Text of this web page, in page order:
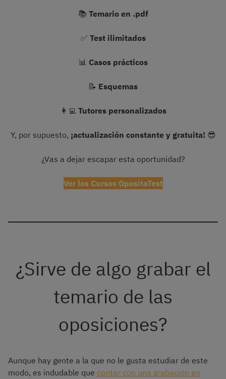
📚 Temario en .pdf
✅ Test ilimitados
📊 Casos prácticos
📝 Esquemas
👩‍💻 Tutores personalizados
Y, por supuesto, ¡actualización constante y gratuita! 😎
¿Vas a dejar escapar esta oportunidad?
Ver los Cursos OpositaTest
¿Sirve de algo grabar el
temario de las
oposiciones?
Aunque hay gente a la que no le gusta estudiar de este
modo, es indudable que contar con una grabación en